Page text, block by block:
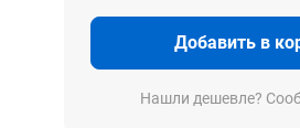
Добавить в
Нашли дешевле?